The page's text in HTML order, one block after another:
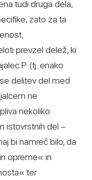
tudi druga dela,
zato za ta
prevzel delež, ki
P. (tj. enako
delitev del med
ne
nekoliko
istovrstnih del –
bi namreč bilo, da
opreme« in
ter